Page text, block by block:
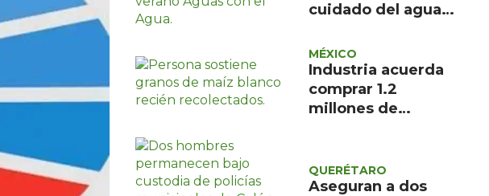
cuidado del agua
niños
MÉXICO
Industria acuerda
comprar 1.2
millones de
QUERÉTARO
Aseguran a dos